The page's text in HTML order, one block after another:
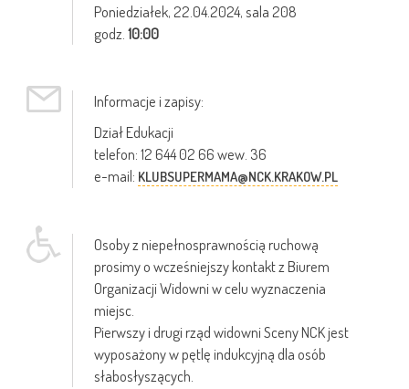
Poniedziałek,22.04.2024, sala 208
godz. 10:00
Informacje i zapisy:
Dział Edukacji
telefon: 12 644 02 66 wew. 36
e-mail: KLUBSUPERMAMA@NCK.KRAKOW.PL
Osoby z niepełnosprawnością ruchową
prosimy o wcześniejszy kontakt z Biurem
Organizacji Widowni w celu wyznaczenia
miejsc.
Pierwszy i drugi rząd widowni Sceny NCK jest
wyposażony w pętlę indukcyjną dla osób
słabosłyszących.